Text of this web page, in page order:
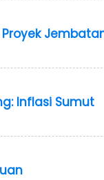
Inflasi Sumut